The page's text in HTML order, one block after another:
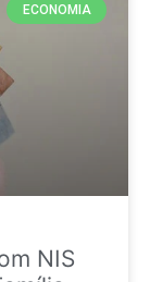
ECONOMIA
NIS